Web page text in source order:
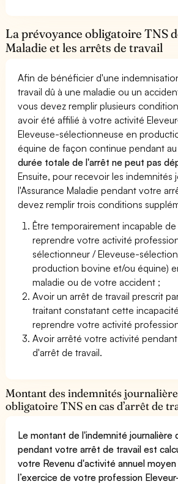
La prévoyance obligatoire TNS
Maladie et les arrêts de travail
Afin de bénéficier d'une
travail dû à une maladie ou un
vous devez remplir plusieurs
avoir été affilié à votre activité
Eleveuse-sélectionneuse en
équine de façon continue pendant au
durée totale de l'arrêt ne peut pas
Ensuite, pour recevoir les indemnités
l'Assurance Maladie pendant votre
devez remplir trois conditions
Être temporairement incapable
reprendre votre activité
sélectionneur / Eleveuse-
production bovine et/ou équine)
maladie ou de votre accident ;
Avoir un arrêt de travail prescrit
traitant constatant cette
reprendre votre activité
Avoir arrêté votre activité
d'arrêt de travail.
Montant des indemnités
obligatoire TNS en cas d’arrêt de
Le montant de l'indemnité journalière
pendant votre arrêt de travail est
votre Revenu d'activité annuel
l’exercice de votre profession